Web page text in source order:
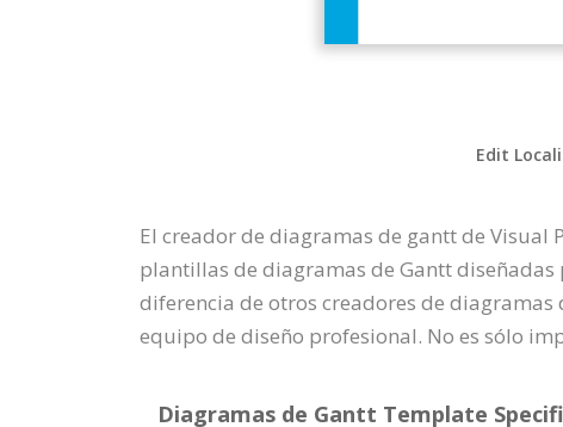
Edit
El creador de diagramas de gantt de
plantillas de diagramas de Gantt diseñadas
diferencia de otros creadores de
equipo de diseño profesional. No es sólo
Diagramas de Gantt Template